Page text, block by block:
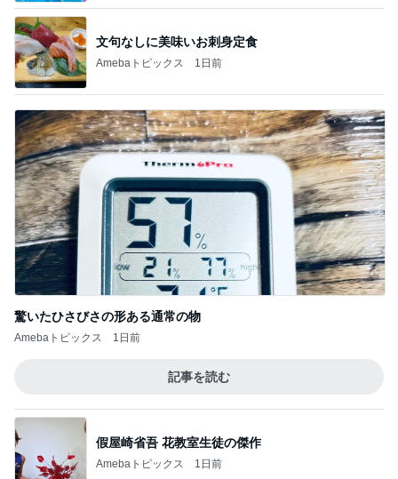
文句なしに美味いお刺身定食
Amebaトピックス 1日前
驚いたひさびさの形ある通常の物
Amebaトピックス 1日前
記事を読む
假屋崎省吾 花教室生徒の傑作
Amebaトピックス 1日前